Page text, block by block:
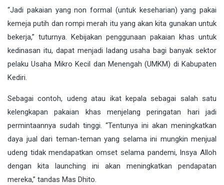
“Jadi pakaian yang non formal (untuk keseharian) yang pakai
kemeja putih dan rompi merah itu yang akan kita gunakan untuk
bekerja,” tuturnya. Kebijakan penggunaan pakaian khas untuk
kedinasan itu, dapat menjadi ladang usaha bagi banyak sektor
pelaku Usaha Mikro Kecil dan Menengah (UMKM) di Kabupaten
Kediri.
Sebagai contoh, udeng atau ikat kepala sebagai salah satu
kelengkapan pakaian khas menjelang peringatan hari jadi
permintaannya sudah tinggi. “Tentunya ini akan meningkatkan
daya jual dari teman-teman yang selama ini mungkin menjual
udeng tidak mendapatkan omset selama pandemi, Insya Alloh
dengan kita launching ini akan meningkatkan pendapatan
mereka,” tandas Mas Dhito.